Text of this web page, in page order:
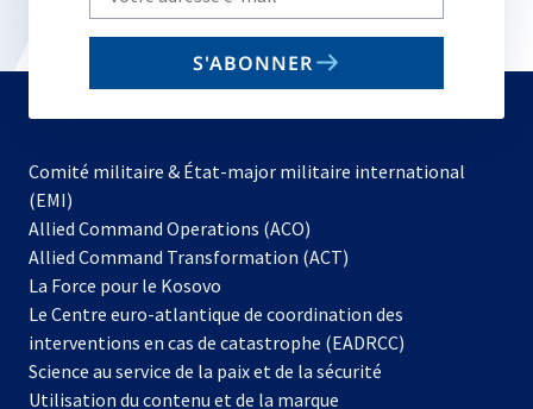
your
email
S'ABONNER
Comité militaire & État-major militaire international
(EMI)
Allied Command Operations (ACO)
dans
nouvel
onglet
Allied Command Transformation (ACT)
La Force pour le Kosovo
dans
un
nouvel
onglet
Le Centre euro-atlantique de coordination des
interventions en cas de catastrophe (EADRCC)
Science au service de la paix et de la sécurité
Utilisation du contenu et de la marque